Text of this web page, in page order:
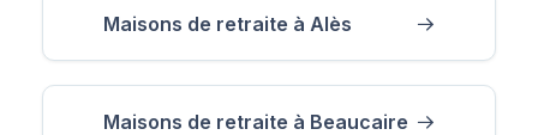
Maisons de retraite à Alès
Maisons de retraite à Beaucaire